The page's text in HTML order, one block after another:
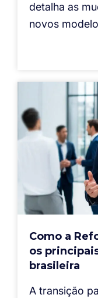
detalha as
novos
Como a
os
brasileira
A transição